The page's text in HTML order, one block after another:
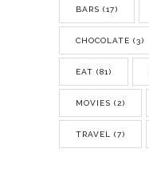
BARS (17)
CHOCOLATE (3)
EAT (81)
MOVIES (2)
TRAVEL (7)